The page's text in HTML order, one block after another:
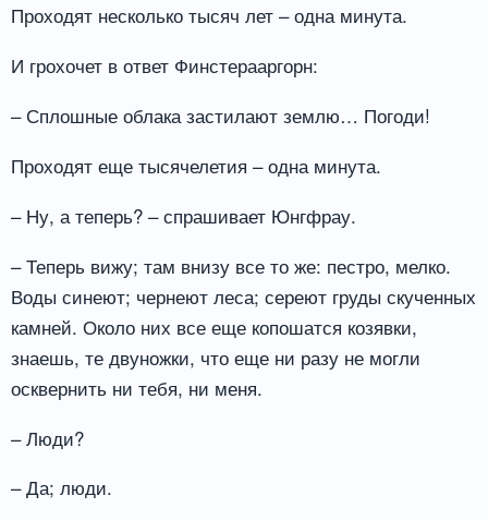
Проходят несколько тысяч лет – одна минута.
И грохочет в ответ Финстерааргорн:
– Сплошные облака застилают землю… Погоди!
Проходят еще тысячелетия – одна минута.
– Ну, а теперь? – спрашивает Юнгфрау.
– Теперь вижу; там внизу все то же: пестро, мелко.
Воды синеют; чернеют леса; сереют груды скученных
камней. Около них все еще копошатся козявки,
знаешь, те двуножки, что еще ни разу не могли
осквернить ни тебя, ни меня.
– Люди?
– Да; люди.